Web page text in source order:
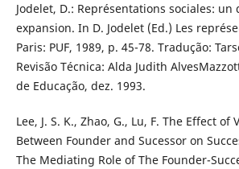
Jodelet, D.: Représentations sociales: un
expansion. In D. Jodelet (Ed.) Les
Paris: PUF, 1989, p. 45-78. Tradução:
Revisão Técnica: Alda Judith
de Educação, dez. 1993.
Lee, J. S. K., Zhao, G., Lu, F. The Effect of
Between Founder and Sucessor on
The Mediating Role of The Founder-